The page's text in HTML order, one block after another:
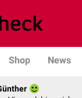
Shop News